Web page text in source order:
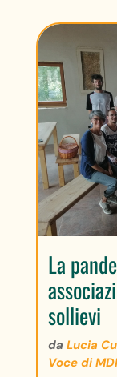
La
sollievi
da Lucia
Voce di